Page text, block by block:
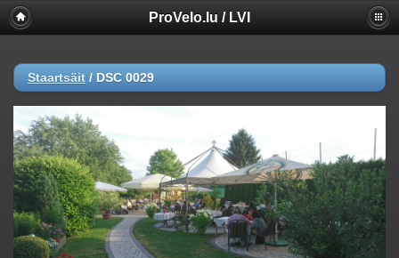
ProVelo.lu / LVI
Staartsäit / DSC 0029